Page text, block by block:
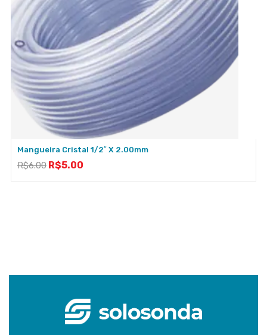
Mangueira Cristal 1/2″ X 2.00mm
R$6.00 R$5.00